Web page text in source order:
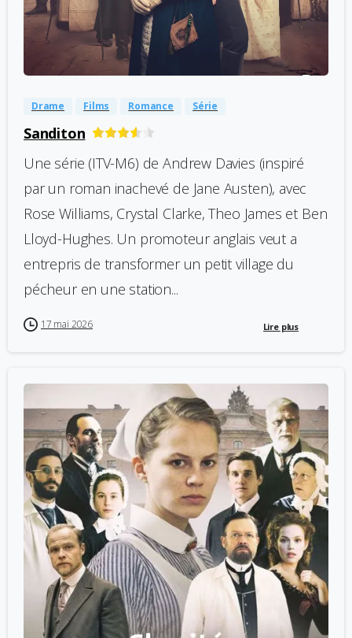
0
Drame Films Romance Série
Sanditon
Une série (ITV-M6) de Andrew Davies (inspiré
par un roman inachevé de Jane Austen), avec
Rose Williams, Crystal Clarke, Theo James et Ben
Lloyd-Hughes. Un promoteur anglais veut a
entrepris de transformer un petit village du
pécheur en une station...
17 mai 2026 Lire plus